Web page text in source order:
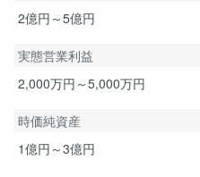
2億円～5億円
実態営業利益
2,000万円～5,000万円
時価純資産
1億円～3億円